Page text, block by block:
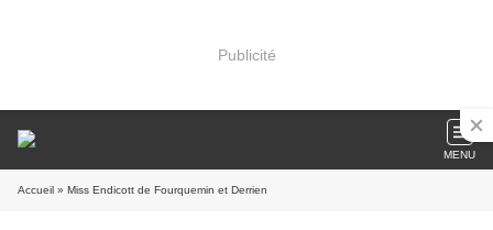
Publicité
MENU
Accueil » Miss Endicott de Fourquemin et Derrien